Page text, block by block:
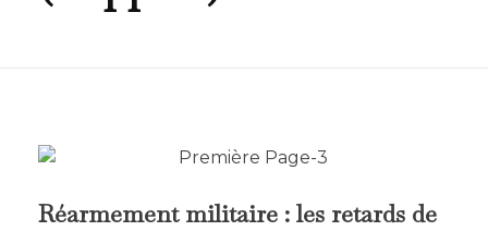
Réarmement militaire : les retards de